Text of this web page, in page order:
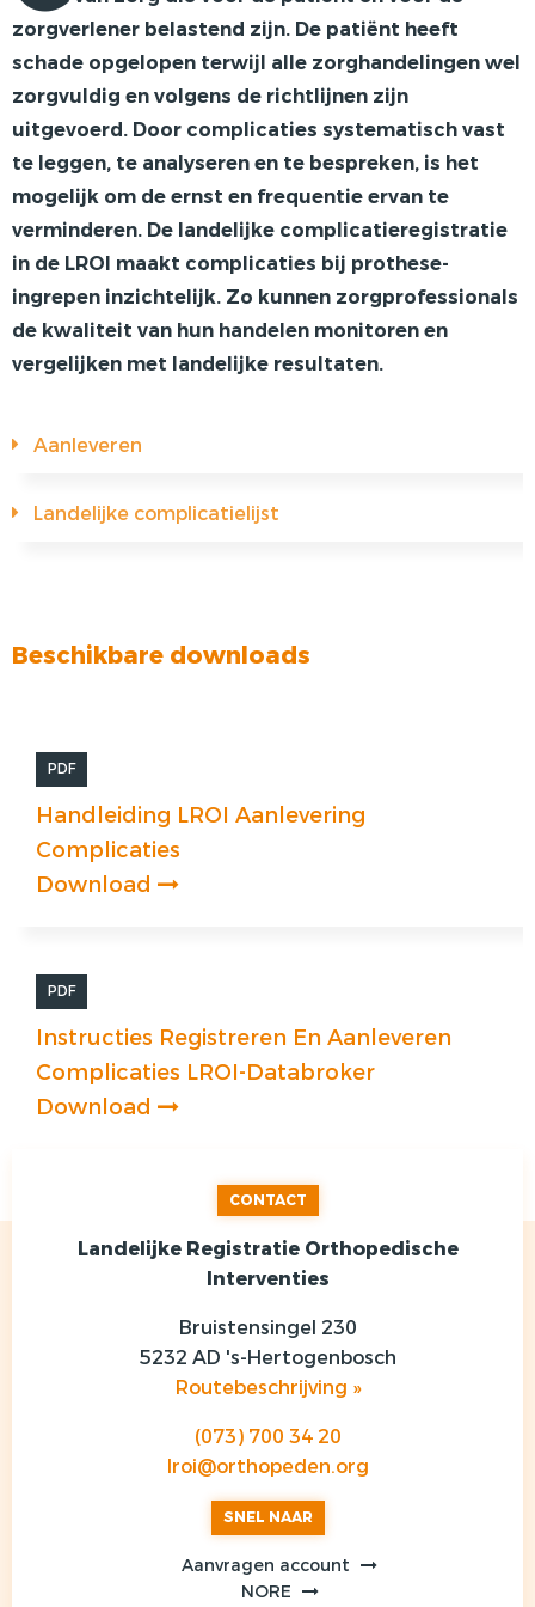
VOORSTE KRUISBAND
SYNTHETISEREN VAN LROI-DATA
zorgverlener belastend zijn. De patiënt heeft
schade opgelopen terwijl alle zorghandelingen wel
zorgvuldig en volgens de richtlijnen zijn
uitgevoerd. Door complicaties systematisch vast
te leggen, te analyseren en te bespreken, is het
mogelijk om de ernst en frequentie ervan te
verminderen. De landelijke complicatieregistratie
in de LROI maakt complicaties bij prothese-
ingrepen inzichtelijk. Zo kunnen zorgprofessionals
de kwaliteit van hun handelen monitoren en
vergelijken met landelijke resultaten.
Aanleveren
Landelijke complicatielijst
Beschikbare downloads
PDF
Handleiding LROI Aanlevering
Complicaties
Download
PDF
Instructies Registreren En Aanleveren
Complicaties LROI-Databroker
Download
CONTACT
Landelijke Registratie Orthopedische
Interventies
Bruistensingel 230
5232 AD 's-Hertogenbosch
Routebeschrijving »
(073) 700 34 20
lroi@orthopeden.org
SNEL NAAR
Aanvragen account
NORE